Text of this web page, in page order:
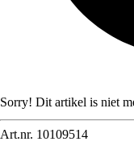
Sorry! Dit artikel is niet
Art.nr. 10109514